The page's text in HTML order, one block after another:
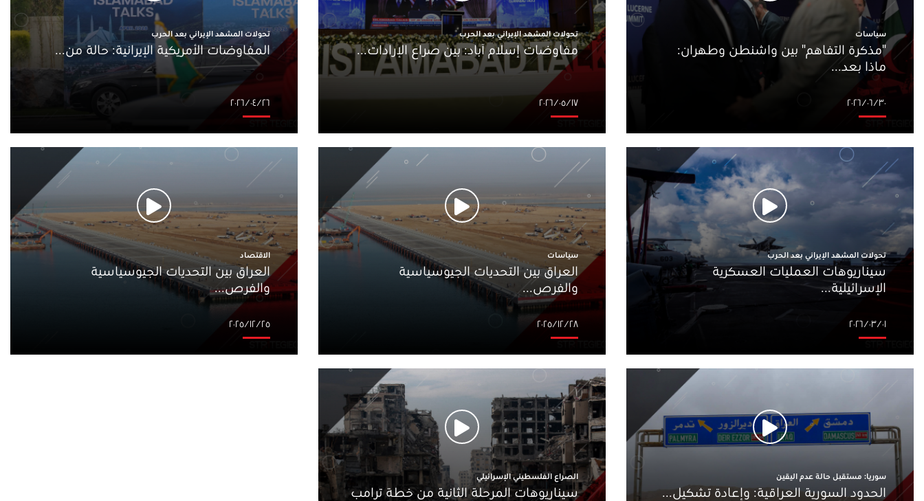
سياسات
"مذكرة التفاهم" بين واشنطن وطهران:
ماذا بعد...
٣٠‏/٠٦‏/٢٠٢٦
تحولات المشهد الإيراني بعد الحرب
مفاوضات إسلام آباد: بين صراع الإرادات...
١٧‏/٠٥‏/٢٠٢٦
تحولات المشهد الإيراني بعد الحرب
المفاوضات الأمريكية الإيرانية: حالة من...
٢٦‏/٠٤‏/٢٠٢٦
تحولات المشهد الإيراني بعد الحرب
سيناريوهات العمليات العسكرية
الإسرائيلية...
٠١‏/٠٣‏/٢٠٢٦
سياسات
العراق بين التحديات الجيوسياسية
والفرص...
٢٨‏/١٢‏/٢٠٢٥
الاقتصاد
العراق بين التحديات الجيوسياسية
والفرص...
٢٥‏/١٢‏/٢٠٢٥
سوريا: مستقبل حالة عدم اليقين
الحدود السورية العراقية: وإعادة تشكيل...
الصراع الفلسطيني الإسرائيلي
سيناريوهات المرحلة الثانية من خطة ترامب